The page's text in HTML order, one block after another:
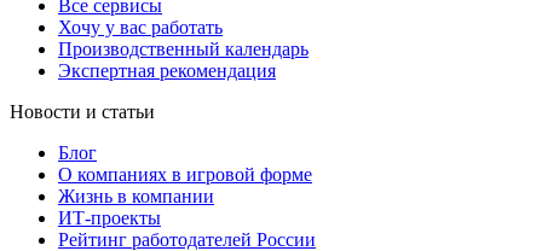
Все сервисы
Хочу у вас работать
Производственный календарь
Экспертная рекомендация
Новости и статьи
Блог
О компаниях в игровой форме
Жизнь в компании
ИТ-проекты
Рейтинг работодателей России